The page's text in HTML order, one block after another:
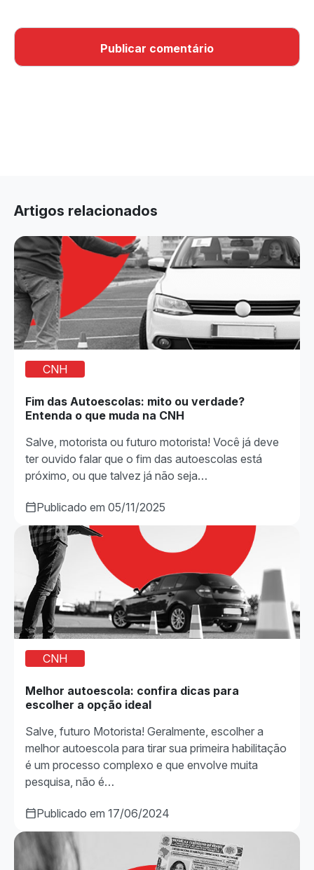
Artigos relacionados
CNH
Fim das Autoescolas: mito ou verdade?
Entenda o que muda na CNH
Salve, motorista ou futuro motorista! Você já deve
ter ouvido falar que o fim das autoescolas está
próximo, ou que talvez já não seja…
Publicado em 05/11/2025
CNH
Melhor autoescola: confira dicas para
escolher a opção ideal
Salve, futuro Motorista! Geralmente, escolher a
melhor autoescola para tirar sua primeira habilitação
é um processo complexo e que envolve muita
pesquisa, não é…
Publicado em 17/06/2024